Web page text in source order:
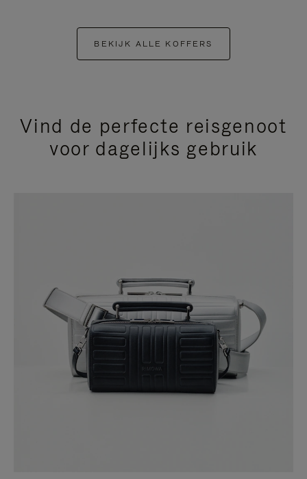
BEKIJK ALLE KOFFERS
Vind de perfecte reisgenoot
voor dagelijks gebruik